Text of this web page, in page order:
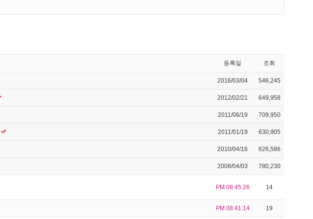
등록일 조회
2016/03/04 546,245
2012/02/21 649,958
2011/06/19 709,950
2011/01/19 630,905
2010/04/16 626,586
2008/04/03 780,230
PM 08:45:26 14
PM 08:41:14 19